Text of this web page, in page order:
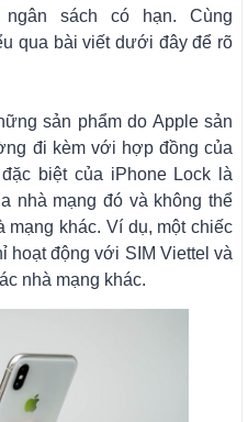
sách có hạn. Cùng
qua bài viết dưới đây để rõ
sản phẩm do Apple sản
đi kèm với hợp đồng của
biệt của iPhone Lock là
nhà mạng đó và không thể
khác. Ví dụ, một chiếc
hoạt động với SIM Viettel và
nhà mạng khác.